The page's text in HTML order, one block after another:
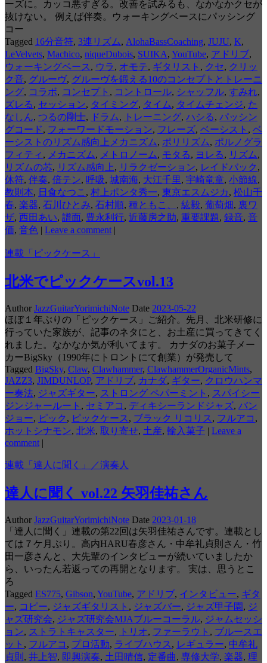
ーズに。カッコ悪すぎる。改善を試みるも、なかなかクセが
抜けない。 例えば伴奏。ウォーキングベースにパッシング
コー
Tagged 16分音符, 3連リズム, AlohaBassCoaching, JUJU, K,
LeVelvets, Machico, niqueDubois, SUIKA, YouTube, アドリブ,
ウォーキングベース, ウラ, オモテ, ギタリスト , クセ, クリッ
ク音, グルーヴ, グルーヴを鍛える10のコンセプトとトレーニ
ング, コラボ, コンセプト , コントロール, シャッフル, すみれ,
ズレる, セッション, タイミング, タイム, タイムチェンジ, た
なしん, つるの剛士, ドラム, トレーニング, ハシる, パッシン
グコード, フォーワードモーション, フレーズ, ベーシスト , ベ
ーシストのリズム感向上メカニズム, ポリリズム, ポルノグラ
フィティ , メカニズム, メトロノーム, モタる, ヨレる, リズム,
リズムの芯, リズム感向上, リラクゼーション, レイドバック ,
休符, 伴奏, 倍テン, 呼吸, 城南海, 大江千里, 宇崎竜童, 小節線,
教則本, 日食なつこ , 村上ポンタ秀一, 東京エスムジカ, 松山千
春, 楽器, 石川ひとみ, 石村順, 種ともこ、 , 紘毅, 葡萄畑, 裏ワ
ザ, 西田あい, 譜面, 豊永利行, 近藤房之助, 重要課題, 録音, 音
価, 音色 | Leave a comment |
連載「ピックケース」
北米でピックケースvol.13
Author JazzGuitarYorimichiNote Date 2023-05-22
ほぼ１年ぶりの「ピックケース」ご紹介。先月、北米研修に
行っていた家族が、記事のネタにと、お土産に買ってきてく
れました。なかなか気が利いてます。 カナダのお菓子メー
カーBigSky（1990年にトロントにて創業）が発売して
Tagged BigSky, Claw, Clawhammer, ClawhammerOrganicMints,
JAZZ3, JIMDUNLOP, アドリブ, カナダ, ギター, クロウハンマ
ー奏法, ジャズギター, ストロング ペパーミント , スパイシー
ジンジャールート , セミアコ , ディキシーランドジャズ, バン
ジョー, ピック , ピックケース , ブラック リコリス , フルアコ ,
ホットシナモン, 北米, 取り寄せ, 土産, 輸入菓子 | Leave a
comment |
連載「達人に聞く」／演奏人
達人に聞く vol.22 矢羽佳祐さん
Author JazzGuitarYorimichiNote Date 2023-01-18
「達人に聞く」連載の第22回は矢羽佳祐さんです。連載とし
ては７ケ月ぶり。高内HARU春彦さん・中牟礼貞則さん・竹
田一彦さんと、大先輩のインタビューが続いていましたか
ら、いったん若返っての再開となります。 実は、思うとこ
ろ
Tagged ES775, Gibson, YouTube, アドリブ, インタビュー, ギタ
ー, コピー, ジャズギタリスト , ジャズバー, ジャズ甲子園 , ジ
ャズ研究会, ジャズ研究会MJAブルーコーラル, ジャムセッシ
ョン, ストラトキャスター, トリオ, ファーラウト , ブルースエ
ット , フルアコ , プロ活動, ライブハウス , レギュラー, 中牟礼
貞則 , 井上智, 即興演奏, 土田晴信, 定番曲, 専修大学, 楽器, 理